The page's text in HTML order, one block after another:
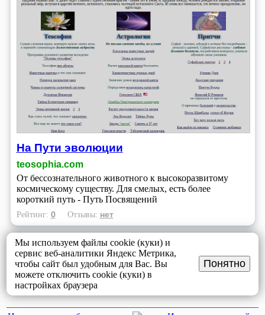
На Пути эволюции
teosophia.com
От бессознательного животного к высокоразвитому
космическому существу. Для смелых, есть более
короткий путь - Путь Посвящений
Рейтинг: 0 Отзывы: нет
Мы используем файлы cookie (куки) и
сервис веб-аналитики Яндекс Метрика,
чтобы сайт был удобным для Вас. Вы
можете отключить cookie (куки) в
настройках браузера
Понятно